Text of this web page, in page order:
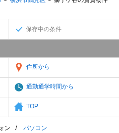
保存中の条件
住所から
通勤通学時間から
TOP
ン パソコン